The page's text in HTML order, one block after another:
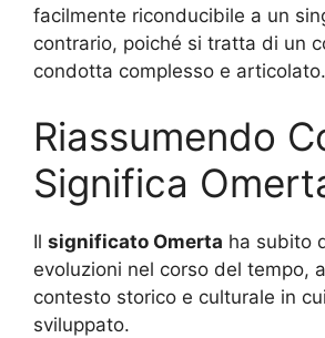
facilmente riconducibile a un
contrario, poiché si tratta di un
condotta complesso e articolato.
Riassumendo
Significa
Il significato Omerta ha subito
evoluzioni nel corso del tempo,
contesto storico e culturale in
sviluppato.